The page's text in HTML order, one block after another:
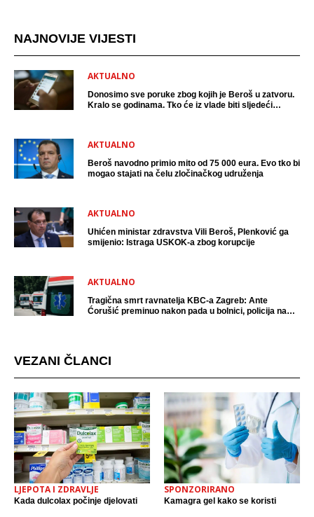
NAJNOVIJE VIJESTI
AKTUALNO
Donosimo sve poruke zbog kojih je Beroš u zatvoru.
Kralo se godinama. Tko će iz vlade biti sljedeći
AKTUALNO
Beroš navodno primio mito od 75 000 eura. Evo tko bi
mogao stajati na čelu zločinačkog udruženja
AKTUALNO
Uhićen ministar zdravstva Vili Beroš, Plenković ga
smijenio: Istraga USKOK-a zbog korupcije
AKTUALNO
Tragična smrt ravnatelja KBC-a Zagreb: Ante
Ćorušić preminuo nakon pada u bolnici, policija na
VEZANI ČLANCI
LJEPOTA I ZDRAVLJE
Kada dulcolax počinje djelovati
SPONZORIRANO
Kamagra gel kako se koristi